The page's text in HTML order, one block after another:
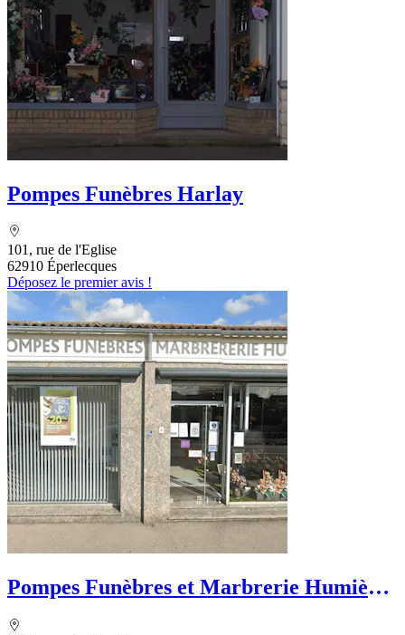
Pompes Funèbres Harlay
101, rue de l'Eglise
62910 Éperlecques
Déposez le premier avis !
Pompes Funèbres et Marbrerie Humières